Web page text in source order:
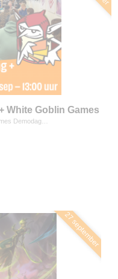
White Goblin Games
Demodag…
27 september